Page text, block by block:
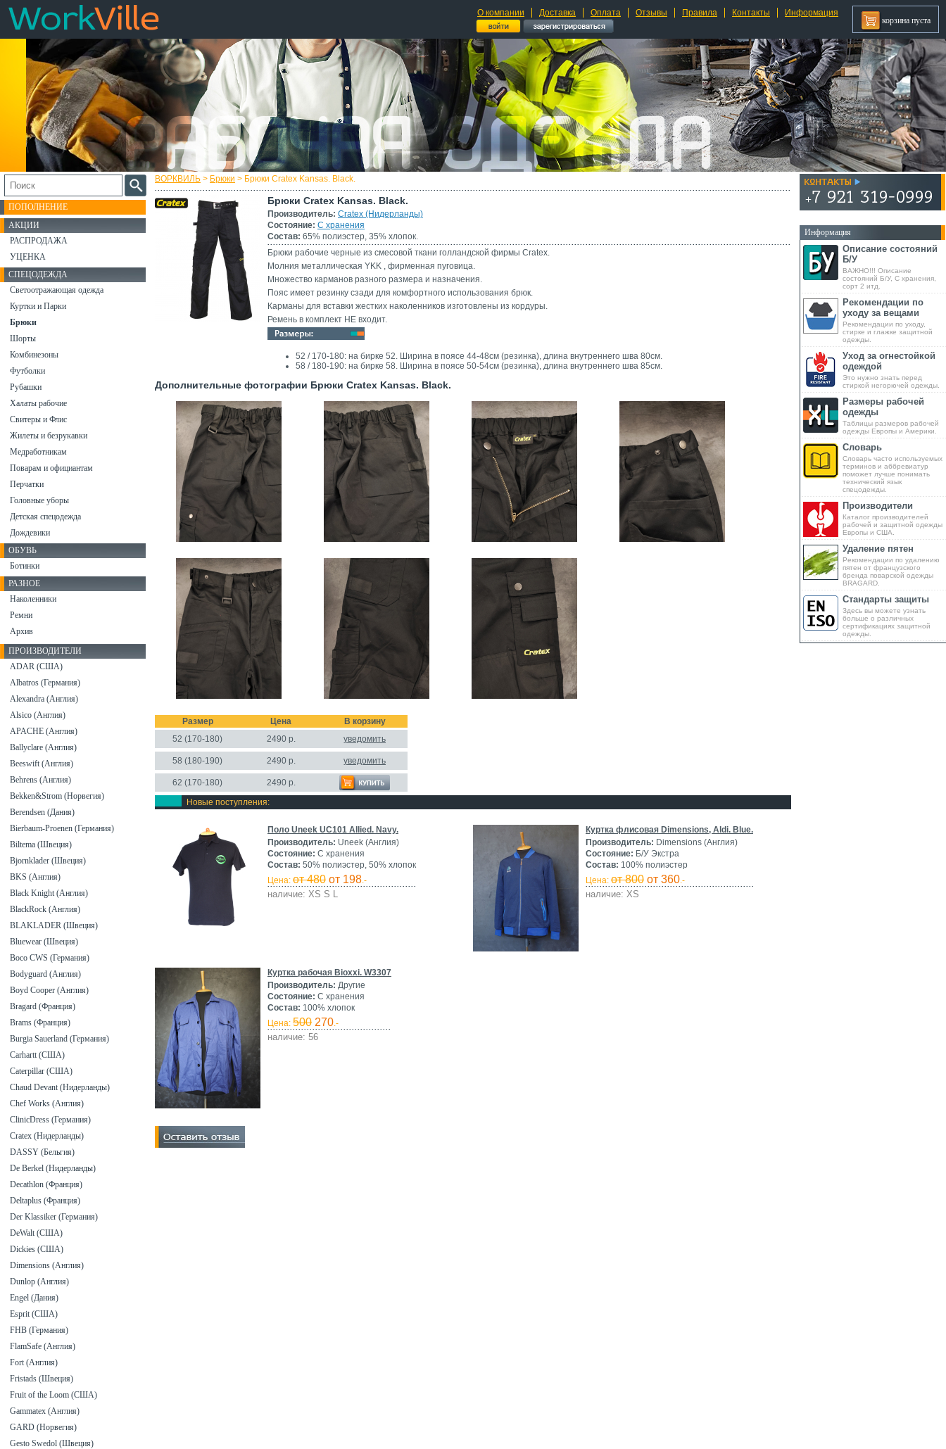
О компании Доставка Оплата Отзывы Правила Контакты Информация
корзина пуста
ВОРКВИЛЬ > Брюки > Брюки Cratex Kansas. Black.
Брюки Cratex Kansas. Black.
Производитель: Cratex (Нидерланды)
Состояние: С хранения
Состав: 65% полиэстер, 35% хлопок.
Брюки рабочие черные из смесовой ткани голландской фирмы Cratex.
Молния металлическая YKK , фирменная пуговица.
Множество карманов разного размера и назначения.
Пояс имеет резинку сзади для комфортного использования брюк.
Карманы для вставки жестких наколенников изготовлены из кордуры.
Ремень в комплект НЕ входит.
52 / 170-180: на бирке 52. Ширина в поясе 44-48см (резинка), длина внутреннего шва 80см.
58 / 180-190: на бирке 58. Ширина в поясе 50-54см (резинка), длина внутреннего шва 85см.
Дополнительные фотографии Брюки Cratex Kansas. Black.
Размер Цена
В корзину
52 (170-180)
2490р. уведомить
58 (180-190) 2490 р. уведомить
62 (170-180)
2490 р.
Новые поступления:
Поло Uneek UC101 Allied. Navy.
Производитель: Uneek (Англия)
Состояние: С хранения
Состав: 50% полиэстер, 50% хлопок
Цена: от 480 от 198.-
наличие: XS S L
Куртка флисовая Dimensions, Aldi. Blue.
Производитель: Dimensions (Англия)
Состояние: Б/У Экстра
Состав: 100% полиэстер
Цена: от 800 от 360.-
наличие: XS
Куртка рабочая Bioxxi. W3307
Производитель: Другие
Состояние: С хранения
Состав: 100% хлопок
Цена: 500 270.-
наличие: 56
ПОПОЛНЕНИЕ
АКЦИИ
РАСПРОДАЖА
УЦЕНКА
СПЕЦОДЕЖДА
Светоотражающая одежда
Куртки и Парки
Брюки
Шорты
Комбинезоны
Футболки
Рубашки
Халаты рабочие
Свитеры и Флис
Жилеты и безрукавки
Медработникам
Поварам и официантам
Перчатки
Головные уборы
Детская спецодежда
Дождевики
ОБУВЬ
Ботинки
РАЗНОЕ
Наколенники
Ремни
Архив
ПРОИЗВОДИТЕЛИ
ADAR (США)
Albatros (Германия)
Alexandra (Англия)
Alsico (Англия)
APACHE (Англия)
Ballyclare (Англия)
Beeswift (Англия)
Behrens (Англия)
Bekken&Strom (Норвегия)
Berendsen (Дания)
Bierbaum-Proenen (Германия)
Biltema (Швеция)
Bjornklader (Швеция)
BKS (Англия)
Black Knight (Англия)
BlackRock (Англия)
BLAKLADER (Швеция)
Bluewear (Швеция)
Boco CWS (Германия)
Bodyguard (Англия)
Boyd Cooper (Англия)
Bragard (Франция)
Brams (Франция)
Burgia Sauerland (Германия)
Carhartt (США)
Caterpillar (США)
Chaud Devant (Нидерланды)
Chef Works (Англия)
ClinicDress (Германия)
Cratex (Нидерланды)
DASSY (Бельгия)
De Berkel (Нидерланды)
Decathlon (Франция)
Deltaplus (Франция)
Der Klassiker (Германия)
DeWalt (США)
Dickies (США)
Dimensions (Англия)
Dunlop (Англия)
Engel (Дания)
Esprit (США)
FHB (Германия)
FlamSafe (Англия)
Fort (Англия)
Fristads (Швеция)
Fruit of the Loom (США)
Gammatex (Англия)
GARD (Норвегия)
Gesto Swedol (Швеция)
Информация
Описание состояний
Б/У
ВАЖНО!!! Описание
состояний Б/У, С хранения,
сорт 2 итд.
Рекомендации по
уходу за вещами
Рекомендации по уходу,
стирке и глажке защитной
одежды.
Уход за огнестойкой
одеждой
Это нужно знать перед
стиркой негорючей одежды.
Размеры рабочей
одежды
Таблицы размеров рабочей
одежды Европы и Америки.
Словарь
Словарь часто используемых
терминов и аббревиатур
поможет лучше понимать
технический язык
спецодежды.
Производители
Каталог производителей
рабочей и защитной одежды
Европы и США.
Удаление пятен
Рекомендации по удалению
пятен от французского
бренда поварской одежды
BRAGARD.
Стандарты защиты
Здесь вы можете узнать
больше о различных
сертификациях защитной
одежды.